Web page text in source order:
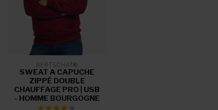
BERTSCHAT®
SWEAT A CAPUCHE
ZIPPÉ DOUBLE
CHAUFFAGE PRO | USB
- HOMME BOURGOGNE